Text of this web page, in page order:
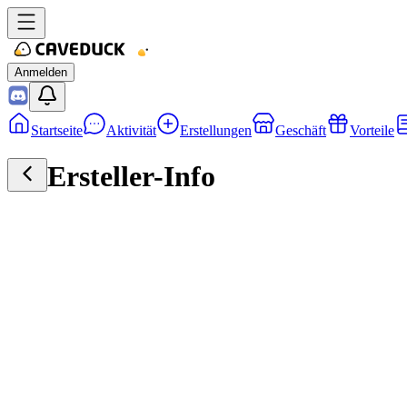
Anmelden
Startseite Aktivität Erstellungen Geschäft Vorteile
Ersteller-Info